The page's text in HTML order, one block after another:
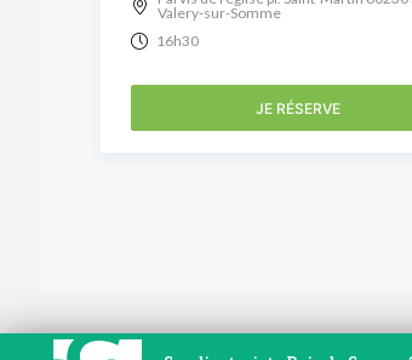
Valery-sur-Somme
16h30
JE RÉSERVE